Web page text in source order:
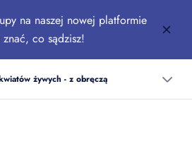
na naszej nowej platformie
co sądzisz!
żywych - z obręczą